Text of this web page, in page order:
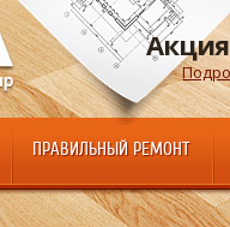
ПРАВИЛЬНЫЙ РЕМОНТ